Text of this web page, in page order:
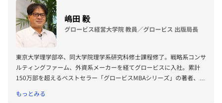
嶋田 毅
グロービス経営大学院 教員／グロービス 出版局長
東京大学理学部卒、同大学院理学系研究科修士課程修了。戦略系コンサ
ルティングファーム、外資系メーカーを経てグロービスに入社。累計
150万部を超えるベストセラー「グロービスMBAシリーズ」の著者、プ
ング』『グロービスMBAキーワード 図解 基本ビジネス思考法45』
もっとみる